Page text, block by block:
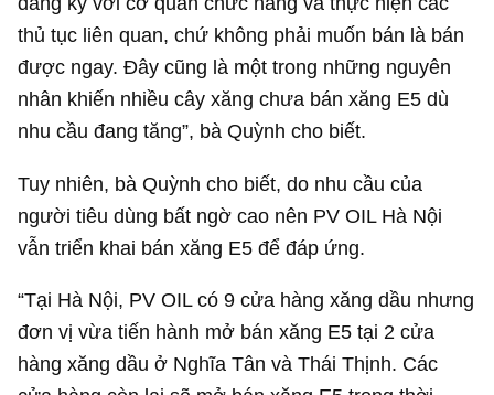
thủ tục liên quan, chứ không phải muốn bán là bán
được ngay. Đây cũng là một trong những nguyên
nhân khiến nhiều cây xăng chưa bán xăng E5 dù
nhu cầu đang tăng”, bà Quỳnh cho biết.
Tuy nhiên, bà Quỳnh cho biết, do nhu cầu của
người tiêu dùng bất ngờ cao nên PV OIL Hà Nội
vẫn triển khai bán xăng E5 để đáp ứng.
“Tại Hà Nội, PV OIL có 9 cửa hàng xăng dầu nhưng
đơn vị vừa tiến hành mở bán xăng E5 tại 2 cửa
hàng xăng dầu ở Nghĩa Tân và Thái Thịnh. Các